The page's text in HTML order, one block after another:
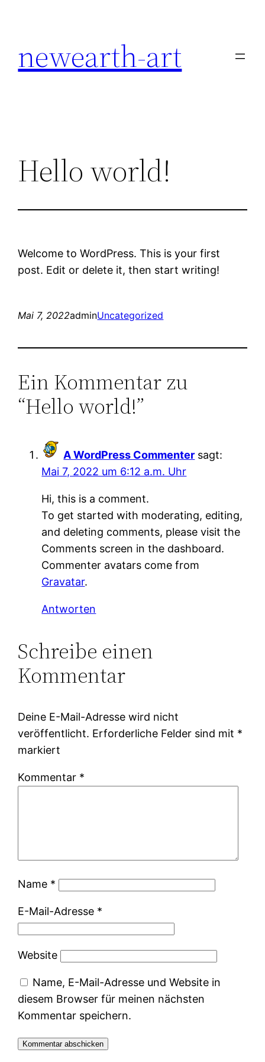
newearth-art
Hello world!
Welcome to WordPress. This is your first
post. Edit or delete it, then start writing!
Mai 7, 2022adminUncategorized
Ein Kommentar zu
“Hello world!”
A WordPress Commenter sagt:
Mai 7, 2022 um 6:12 a.m. Uhr
Hi, this is a comment.
To get started with moderating, editing,
and deleting comments, please visit the
Comments screen in the dashboard.
Commenter avatars come from
Gravatar.
Antworten
Schreibe einen
Kommentar
Deine E-Mail-Adresse wird nicht
veröffentlicht. Erforderliche Felder sind mit *
markiert
Kommentar *
Name *
E-Mail-Adresse *
Website
Name, E-Mail-Adresse und Website in
diesem Browser für meinen nächsten
Kommentar speichern.